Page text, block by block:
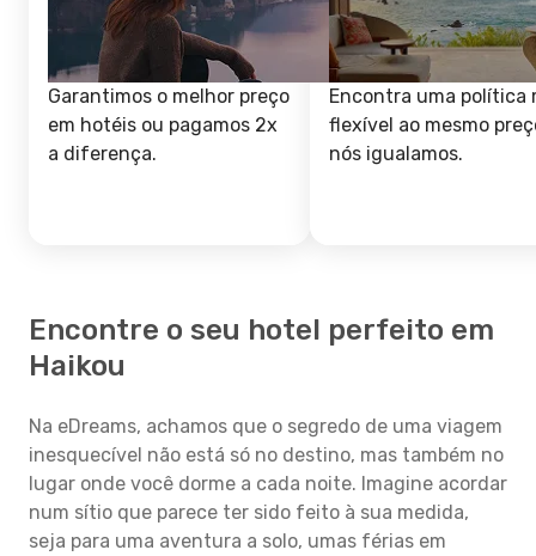
Garantimos o melhor preço
em hotéis ou pagamos 2x
a diferença.
Encontra uma política
flexível ao mesmo
nós igualamos.
Encontre o seu hotel perfeito em
Haikou
Na eDreams, achamos que o segredo de uma viagem
inesquecível não está só no destino, mas também no
lugar onde você dorme a cada noite. Imagine acordar
num sítio que parece ter sido feito à sua medida,
seja para uma aventura a solo, umas férias em